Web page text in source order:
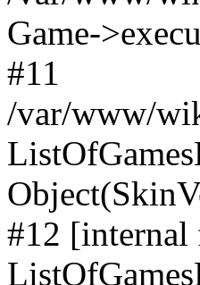
Game-
#11
/var/www/
#12